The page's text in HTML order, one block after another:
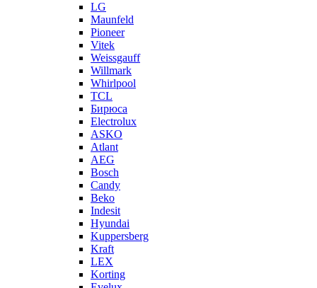
LG
Maunfeld
Pioneer
Vitek
Weissgauff
Willmark
Whirlpool
TCL
Бирюса
Electrolux
ASKO
Atlant
AEG
Bosch
Candy
Beko
Indesit
Hyundai
Kuppersberg
Kraft
LEX
Korting